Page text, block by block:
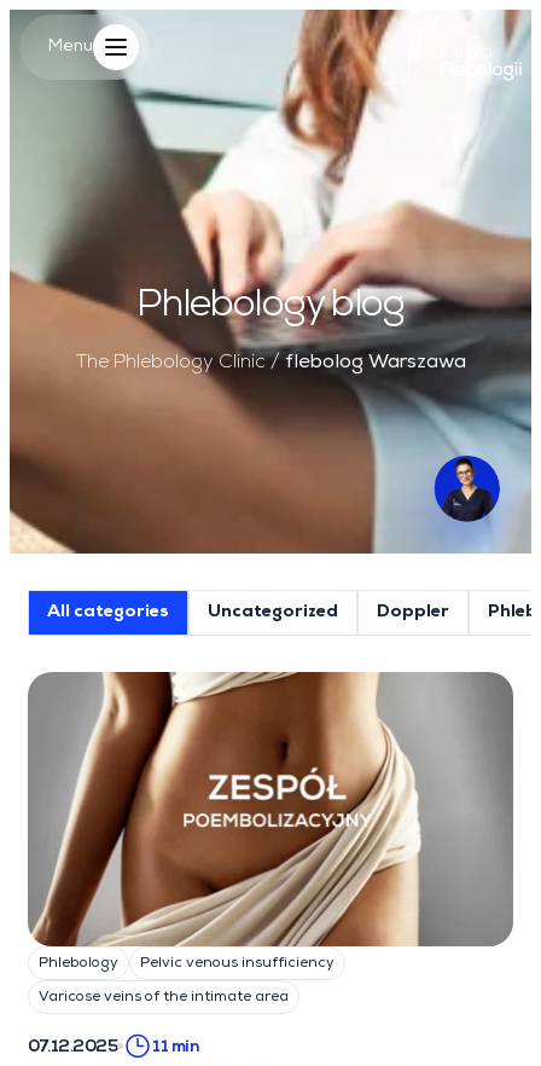
Menu
Menu Main Logo
Phlebology blog
The Phlebology Clinic/flebolog Warszawa
All categories Uncategorized Doppler
Posts List
Phlebology Pelvic venous insufficiency
Varicose veins of the intimate area
07.12.2025 11 min